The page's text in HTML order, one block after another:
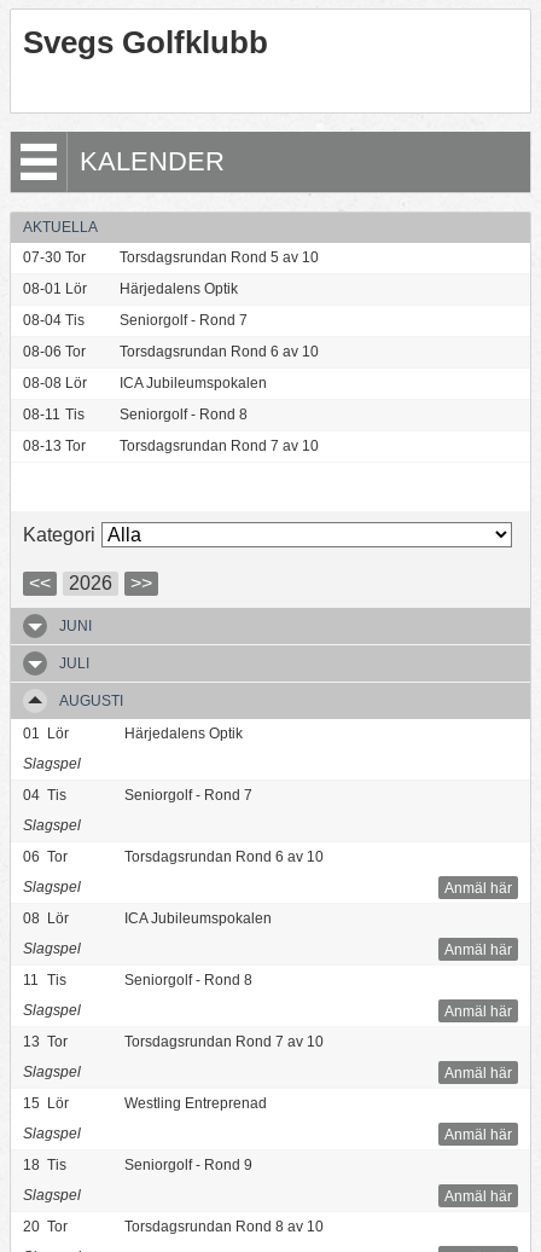
Svegs Golfklubb
KALENDER
AKTUELLA
07-30 Tor
Torsdagsrundan Rond 5 av 10
08-01 Lör
Härjedalens Optik
08-04 Tis
Seniorgolf - Rond 7
08-06 Tor
Torsdagsrundan Rond 6 av 10
08-08 Lör
ICA Jubileumspokalen
08-11 Tis
Seniorgolf - Rond 8
08-13 Tor Torsdagsrundan Rond 7 av 10
Kategori
<< 2026 >>
JUNI
JULI
AUGUSTI
01
Lör
Härjedalens Optik
Slagspel
04 Tis
Seniorgolf - Rond 7
Slagspel
06 Tor
Torsdagsrundan Rond 6 av 10
Anmäl här
Slagspel
08 Lör
ICA Jubileumspokalen
Anmäl här
Slagspel
11
Tis
Seniorgolf - Rond 8
Anmäl här
Slagspel
13 Tor
Torsdagsrundan Rond 7 av 10
Anmäl här
Slagspel
15 Lör
Westling Entreprenad
Anmäl här
Slagspel
18 Tis
Seniorgolf - Rond 9
Anmäl här
Slagspel
20 Tor
Torsdagsrundan Rond 8 av 10